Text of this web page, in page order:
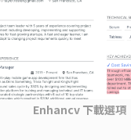
Enhancv 下載選項